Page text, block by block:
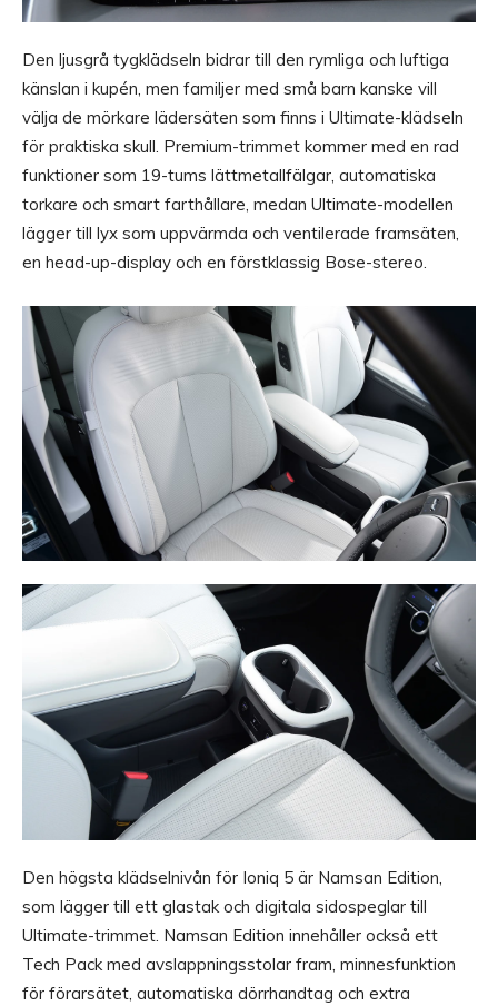
Den ljusgrå tygklädseln bidrar till den rymliga och luftiga
känslan i kupén, men familjer med små barn kanske vill
välja de mörkare lädersäten som finns i Ultimate-klädseln
för praktiska skull. Premium-trimmet kommer med en rad
funktioner som 19-tums lättmetallfälgar, automatiska
torkare och smart farthållare, medan Ultimate-modellen
lägger till lyx som uppvärmda och ventilerade framsäten,
en head-up-display och en förstklassig Bose-stereo.
Den högsta klädselnivån för Ioniq 5 är Namsan Edition,
som lägger till ett glastak och digitala sidospeglar till
Ultimate-trimmet. Namsan Edition innehåller också ett
Tech Pack med avslappningsstolar fram, minnesfunktion
för förarsätet, automatiska dörrhandtag och extra